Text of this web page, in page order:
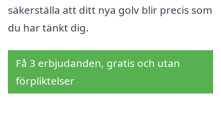
säkerställa att ditt nya golv blir precis som
du har tänkt dig.
Få 3 erbjudanden, gratis och utan
förpliktelser